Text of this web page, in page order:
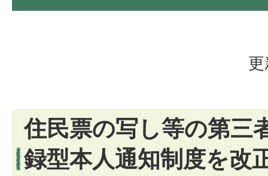
住民票の写し等の第三
録型本人通知制度を改